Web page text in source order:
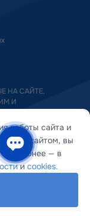
НА САЙТЕ,
И
работы сайта и
сайтом, вы
Подробнее — в
иcookies.